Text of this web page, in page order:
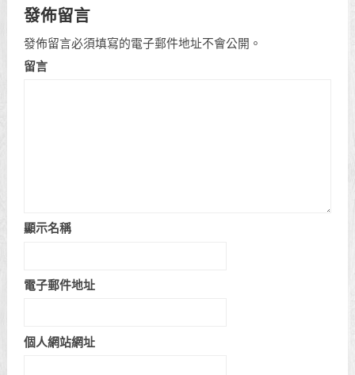
發佈留言
發佈留言必須填寫的電子郵件地址不會公開。
留言
顯示名稱
電子郵件地址
個人網站網址